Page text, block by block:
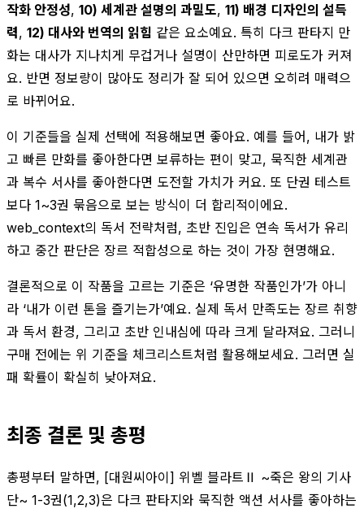
작화 안정성, 10) 세계관 설명의 과밀도, 11) 배경 디자인의 설득
력, 12) 대사와 번역의 읽힘 같은 요소예요. 특히 다크 판타지 만
화는 대사가 지나치게 무겁거나 설명이 산만하면 피로도가 커져
요. 반면 정보량이 많아도 정리가 잘 되어 있으면 오히려 매력으
로 바뀌어요.
이 기준들을 실제 선택에 적용해보면 좋아요. 예를 들어, 내가 밝
고 빠른 만화를 좋아한다면 보류하는 편이 맞고, 묵직한 세계관
과 복수 서사를 좋아한다면 도전할 가치가 커요. 또 단권 테스트
보다 1~3권 묶음으로 보는 방식이 더 합리적이에요.
web_context의 독서 전략처럼, 초반 진입은 연속 독서가 유리
하고 중간 판단은 장르 적합성으로 하는 것이 가장 현명해요.
결론적으로 이 작품을 고르는 기준은 ‘유명한 작품인가’가 아니
라 ‘내가 이런 톤을 즐기는가’예요. 실제 독서 만족도는 장르 취향
과 독서 환경, 그리고 초반 인내심에 따라 크게 달라져요. 그러니
구매 전에는 위 기준을 체크리스트처럼 활용해보세요. 그러면 실
패 확률이 확실히 낮아져요.
최종 결론 및 총평
총평부터 말하면, [대원씨아이] 위벨 블라트Ⅱ ~죽은 왕의 기사
단~ 1-3권(1,2,3)은 다크 판타지와 묵직한 액션 서사를 좋아하는